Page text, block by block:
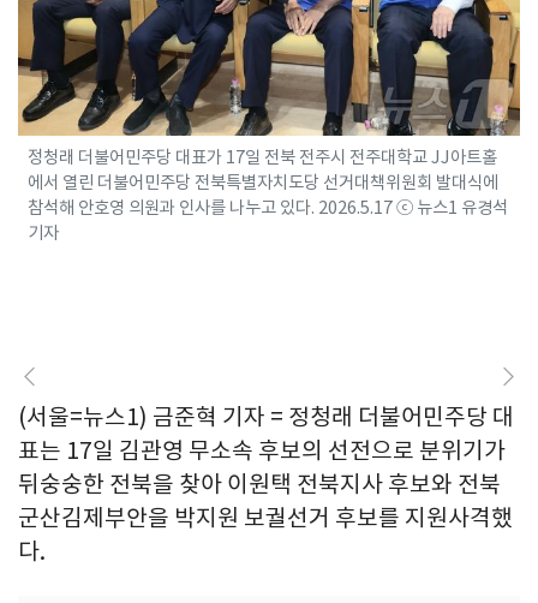
정청래 더불어민주당 대표가 17일 전북 전주시 전주대학교 JJ아트홀
에서 열린 더불어민주당 전북특별자치도당 선거대책위원회 발대식에
참석해 안호영 의원과 인사를 나누고 있다. 2026.5.17 ⓒ 뉴스1 유경석
기자
(서울=뉴스1) 금준혁 기자 = 정청래 더불어민주당 대
표는 17일 김관영 무소속 후보의 선전으로 분위기가
뒤숭숭한 전북을 찾아 이원택 전북지사 후보와 전북
군산김제부안을 박지원 보궐선거 후보를 지원사격했
다.